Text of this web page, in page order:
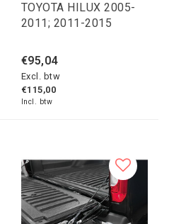
TOYOTA HILUX 2005-
2011; 2011-2015
€95,04
Excl. btw
€115,00
Incl. btw